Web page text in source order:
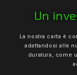
Un
La nostra carta è
adattandosi alle
duratura, come